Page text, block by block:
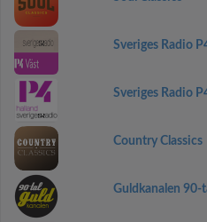
Sveriges Radio
Sveriges Radio
Country Classics
Guldkanalen 90-